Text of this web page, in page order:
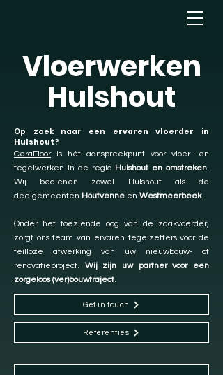
Vloerwerken
Hulshout
Op zoek naar een ervaren vloerder in
Hulshout?
CeraFlooris hét aanspreekpunt voor vloer- en
tegelwerken in de regio Hulshout en omstreken.
Wij bedienen zowel Hulshout als de
deelgemeenten Houtvenne en Westmeerbeek.
Onder het toeziende oog van de zaakvoerder,
zorgt ons team van ervaren tegelzetters voor de
feilloze afwerking van uw nieuwbouw- of
renovatieproject. Wij zijn uw partner voor een
zorgeloos (ver)bouwtraject.
Get in touch
Referenties